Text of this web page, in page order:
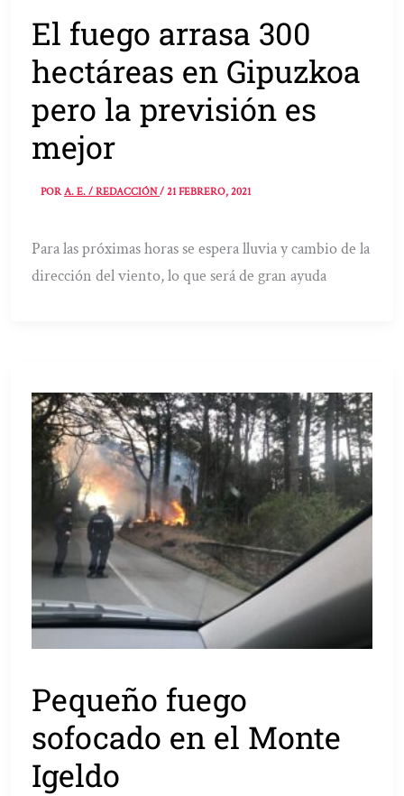
El fuego arrasa 300
hectáreas en Gipuzkoa
pero la previsión es
mejor
PORA. E. / REDACCIÓN/21 FEBRERO, 2021
Para las próximas horas se espera lluvia y cambio de la
dirección del viento, lo que será de gran ayuda
Pequeño fuego
sofocado en el Monte
Igeldo